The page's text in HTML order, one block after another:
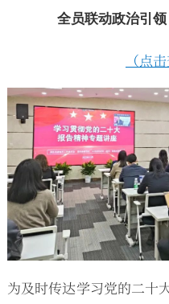
全员联动政治引
（点
为及时传达学习党的二十